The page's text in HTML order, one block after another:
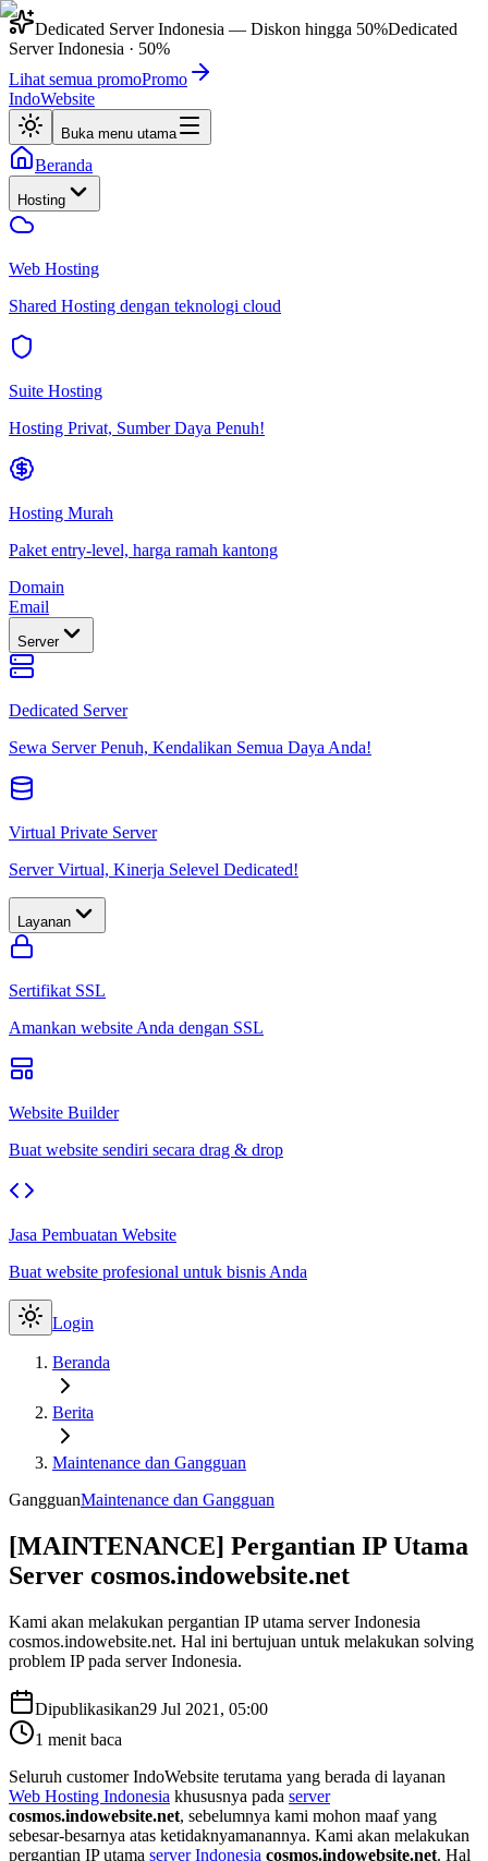
Dedicated Server Indonesia — Diskon hingga 50%Dedicated
Server Indonesia · 50%
Lihat semua promoPromo
IndoWebsite
Buka menu utama
Beranda
Hosting
Web Hosting
Shared Hosting dengan teknologi cloud
Suite Hosting
Hosting Privat, Sumber Daya Penuh!
Hosting Murah
Paket entry-level, harga ramah kantong
Domain
Email
Server
Dedicated Server
Sewa Server Penuh, Kendalikan Semua Daya Anda!
Virtual Private Server
Server Virtual, Kinerja Selevel Dedicated!
Layanan
Sertifikat SSL
Amankan website Anda dengan SSL
Website Builder
Buat website sendiri secara drag & drop
Jasa Pembuatan Website
Buat website profesional untuk bisnis Anda
Login
Beranda
Berita
Maintenance dan Gangguan
GangguanMaintenance dan Gangguan
[MAINTENANCE] Pergantian IP Utama
Server cosmos.indowebsite.net
Kami akan melakukan pergantian IP utama server Indonesia
cosmos.indowebsite.net. Hal ini bertujuan untuk melakukan solving
problem IP pada server Indonesia.
Dipublikasikan29 Jul 2021, 05:00
1 menit baca
Seluruh customer IndoWebsite terutama yang berada di layanan
Web Hosting Indonesia khususnya pada server
cosmos.indowebsite.net, sebelumnya kami mohon maaf yang
sebesar-besarnya atas ketidaknyamanannya. Kami akan melakukan
pergantian IP utama server Indonesia cosmos.indowebsite.net. Hal